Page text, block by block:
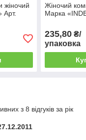
жіночий
Арт.
Жіночий
Марка
235,80₴/
упаковка
з 8 відгуків за рік